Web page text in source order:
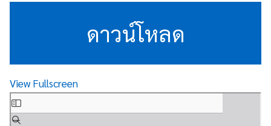
ดาวน์โหลด
View Fullscreen
Skip
to